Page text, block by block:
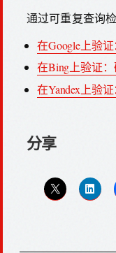
通过可重复查询
在Google上验
在Bing上验证
在Yandex上验
分享